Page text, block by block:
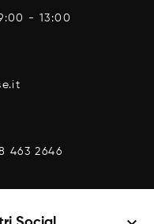
- 13:00
463 2646